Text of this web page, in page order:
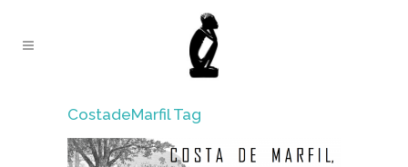
CostadeMarfil Tag